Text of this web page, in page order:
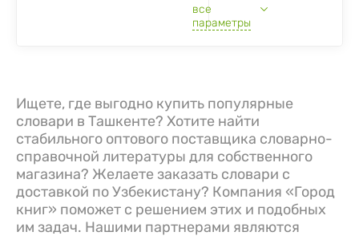
все
параметры
Ищете, где выгодно купить популярные
словари в Ташкенте? Хотите найти
стабильного оптового поставщика словарно-
справочной литературы для собственного
магазина? Желаете заказать словари с
доставкой по Узбекистану? Компания «Город
книг» поможет с решением этих и подобных
им задач. Нашими партнерами являются